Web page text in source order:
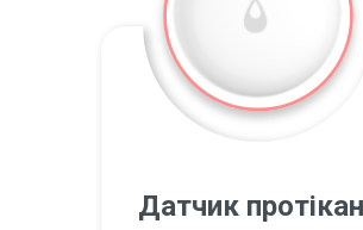
Датчик